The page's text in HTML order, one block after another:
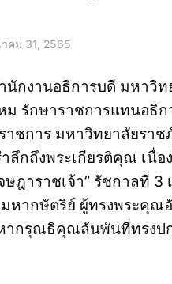
คม 31, 2565
กงานอธิการบดี มหาวิ
รักษาราชการแทนอธิก
ชการ มหาวิทยาลัยรา
กถึงพระเกียรติคุณ เนื่อ
ษฎาราชเจ้า” รัชกาลที่
ากษัตริย์ ผู้ทรงพระคุณอั
ากรุณธิคุณล้นพันที่ทรงป